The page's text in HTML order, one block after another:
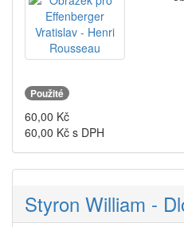
Použité
60,00 Kč
60,00 Kč s DPH
Styron William -